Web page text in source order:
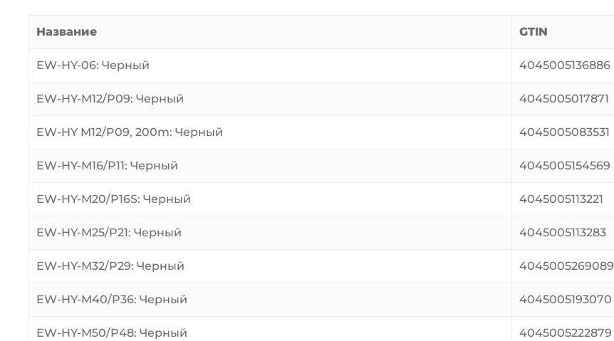
Название GTIN
EW-HY-06: Черный 4045005136886
EW-HY-M12/P09: Черный 4045005017871
EW-HY M12/P09, 200m: Черный 4045005083531
EW-HY-M16/P11: Черный 4045005154569
EW-HY-M20/P16S: Черный 4045005113221
EW-HY-M25/P21: Черный 4045005113283
EW-HY-M32/P29: Черный 4045005269089
EW-HY-M40/P36: Черный 4045005193070
EW-HY-M50/P48: Черный 4045005222879